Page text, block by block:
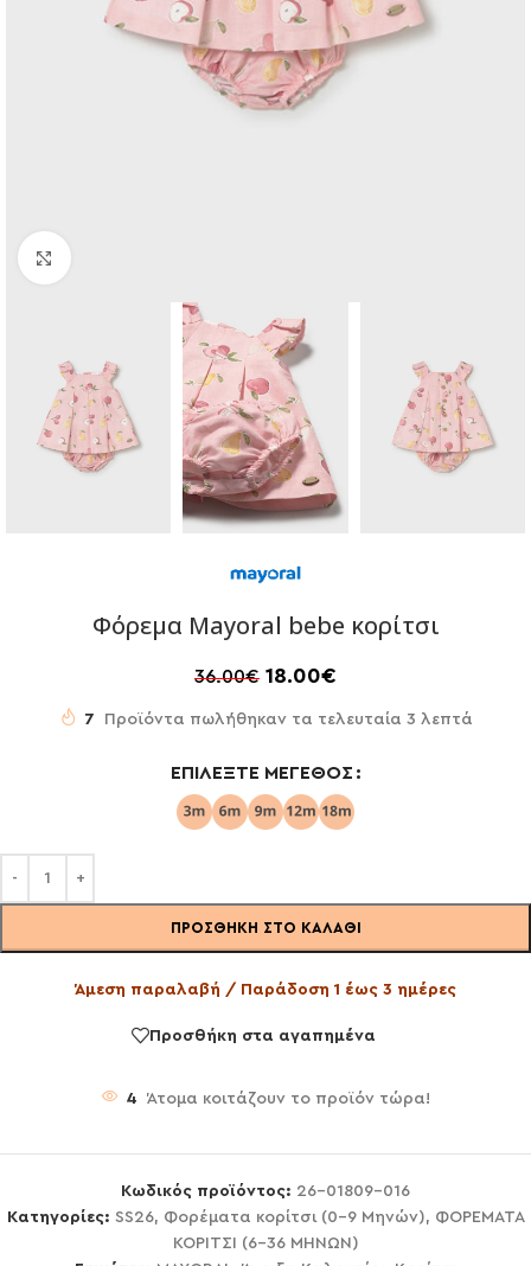
Φόρεμα Mayoral bebe κορίτσι
36.00€ 18.00€
7 Προϊόντα πωλήθηκαν τα τελευταία 3 λεπτά
ΕΠΙΛΈΞΤΕ ΜΈΓΕΘΟΣ
ΠΡΟΣΘΉΚΗ ΣΤΟ ΚΑΛΆΘΙ
Άμεση παραλαβή / Παράδοση 1 έως 3 ημέρες
Προσθήκη στα αγαπημένα
4 Άτομα κοιτάζουν το προϊόν τώρα!
Κωδικός προϊόντος: 26-01809-016
Κατηγορίες: SS26, Φορέματα κορίτσι (0-9 Μηνών), ΦΟΡΕΜΑΤΑ
ΚΟΡΙΤΣΙ (6-36 ΜΗΝΩΝ)